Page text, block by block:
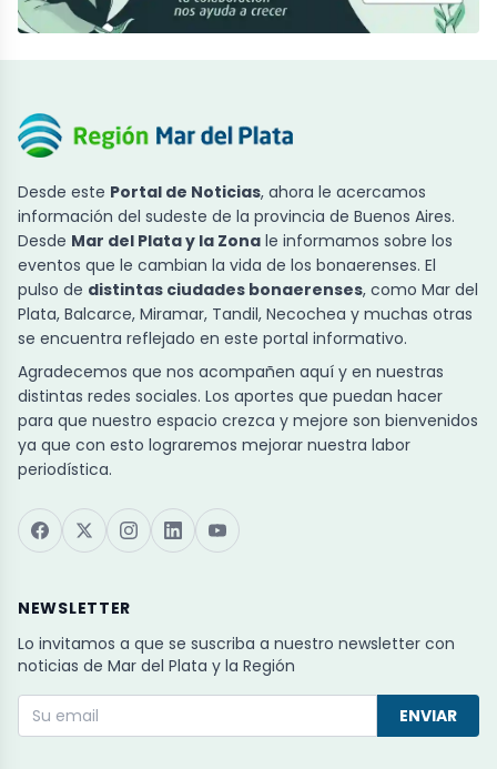
Desde este Portal de Noticias, ahora le acercamos
información del sudeste de la provincia de Buenos Aires.
Desde Mar del Plata y la Zona le informamos sobre los
eventos que le cambian la vida de los bonaerenses. El
pulso de distintas ciudades bonaerenses, como Mar del
Plata, Balcarce, Miramar, Tandil, Necochea y muchas otras
se encuentra reflejado en este portal informativo.
Agradecemos que nos acompañen aquí y en nuestras
distintas redes sociales. Los aportes que puedan hacer
para que nuestro espacio crezca y mejore son bienvenidos
ya que con esto lograremos mejorar nuestra labor
periodística.
NEWSLETTER
Lo invitamos a que se suscriba a nuestro newsletter con
noticias de Mar del Plata y la Región
ENVIAR